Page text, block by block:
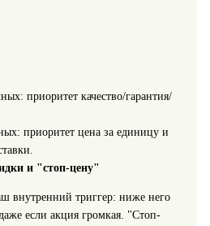
приоритет качество/гарантия/
приоритет цена за единицу и
и "стоп-цену"
внутренний триггер: ниже него
если акция громкая. "Стоп-